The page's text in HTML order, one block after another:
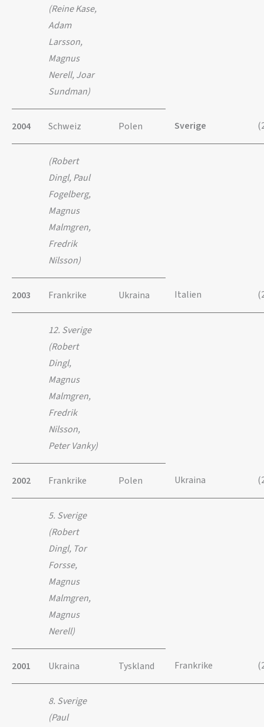
(Reine Kase,
Adam
Larsson,
Magnus
Nerell, Joar
Sundman)
2004 Schweiz Polen Sverige
(Robert
Dingl, Paul
Fogelberg,
Magnus
Malmgren,
Fredrik
Nilsson)
2003 Frankrike Ukraina Italien
12. Sverige
(Robert
Dingl,
Magnus
Malmgren,
Fredrik
Nilsson,
Peter Vanky)
2002 Frankrike Polen Ukraina
5. Sverige
(Robert
Dingl, Tor
Forsse,
Magnus
Malmgren,
Magnus
Nerell)
2001 Ukraina Tyskland Frankrike
8. Sverige
(Paul